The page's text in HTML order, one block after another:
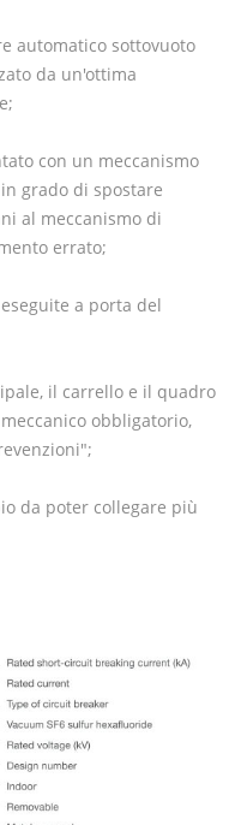
automatico sottovuoto
da un'ottima
con un meccanismo
grado di spostare
al meccanismo di
errato;
a porta del
il carrello e il quadro
obbligatorio,
da poter collegare più